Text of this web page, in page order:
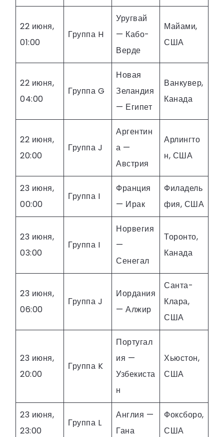
22 июня,
01:00
Группа H
Уругвай
— Кабо-
Верде
Майами,
США
22 июня,
04:00
Группа G
Новая
Зеландия
— Египет
Ванкувер,
Канада
22 июня,
20:00
Группа J
Аргентин
а —
Австрия
Арлингто
н, США
23 июня,
00:00
Группа I
Франция
— Ирак
Филадель
фия, США
23 июня,
03:00
Группа I
Норвегия
—
Сенегал
Торонто,
Канада
23 июня,
06:00
Группа J
Иордания
— Алжир
Санта-
Клара,
США
23 июня,
20:00
Группа K
Португал
ия —
Узбекиста
н
Хьюстон,
США
23 июня,
23:00
Группа L
Англия —
Гана
Фоксборо,
США